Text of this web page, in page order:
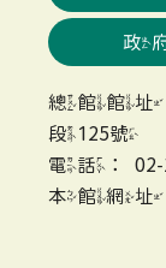
政
總館館址
段125號
電話：02-
本館網址